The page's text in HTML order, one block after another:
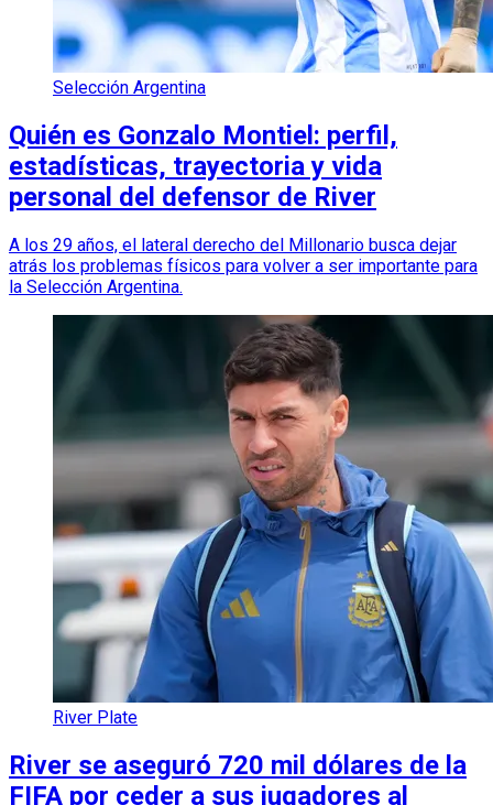
Selección Argentina
Quién es Gonzalo Montiel: perfil,
estadísticas, trayectoria y vida
personal del defensor de River
A los 29 años, el lateral derecho del Millonario busca dejar
atrás los problemas físicos para volver a ser importante para
la Selección Argentina.
River Plate
River se aseguró 720 mil dólares de la
FIFA por ceder a sus jugadores al